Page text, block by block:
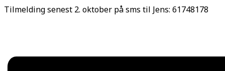
Tilmelding senest 2. oktober på sms til Jens: 61748178